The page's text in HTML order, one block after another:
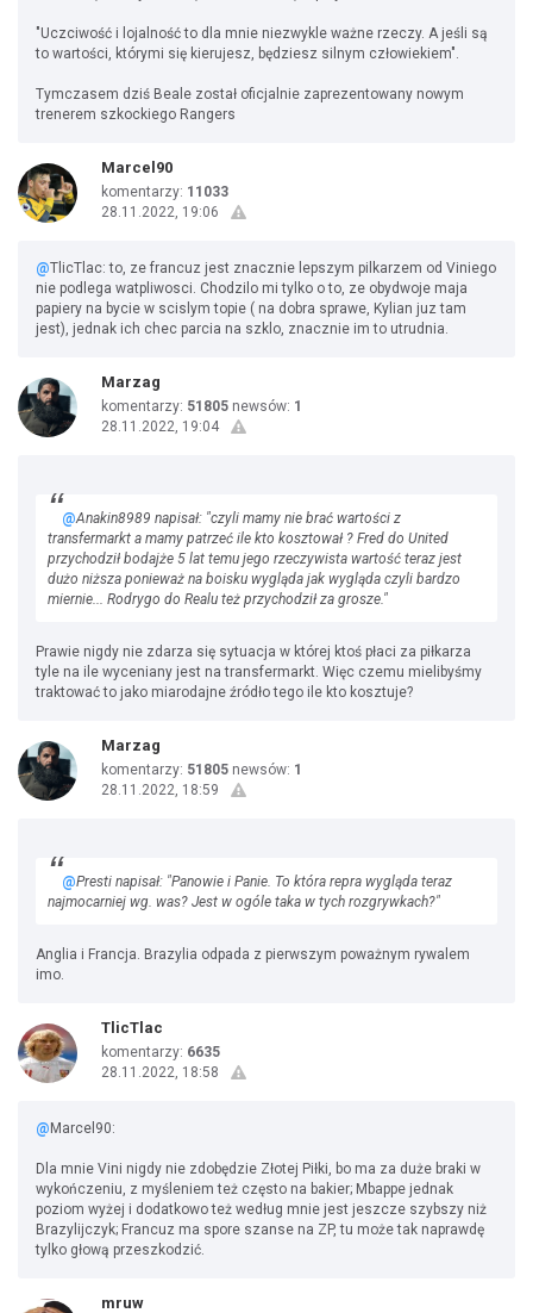
"Uczciwość i lojalność to dla mnie niezwykle ważne rzeczy. A jeśli są
to wartości, którymi się kierujesz, będziesz silnym człowiekiem".
Tymczasem dziś Beale został oficjalnie zaprezentowany nowym
trenerem szkockiego Rangers
Marcel90
komentarzy: 11033
28.11.2022, 19:06
@TlicTlac: to, ze francuz jest znacznie lepszym pilkarzem od Viniego
nie podlega watpliwosci. Chodzilo mi tylko o to, ze obydwoje maja
papiery na bycie w scislym topie ( na dobra sprawe, Kylian juz tam
jest), jednak ich chec parcia na szklo, znacznie im to utrudnia.
Marzag
komentarzy: 51805 newsów: 1
28.11.2022, 19:04
@Anakin8989 napisał: "czyli mamy nie brać wartości z
transfermarkt a mamy patrzeć ile kto kosztował ? Fred do United
przychodził bodajże 5 lat temu jego rzeczywista wartość teraz jest
dużo niższa ponieważ na boisku wygląda jak wygląda czyli bardzo
miernie... Rodrygo do Realu też przychodził za grosze."
Prawie nigdy nie zdarza się sytuacja w której ktoś płaci za piłkarza
tyle na ile wyceniany jest na transfermarkt. Więc czemu mielibyśmy
traktować to jako miarodajne źródło tego ile kto kosztuje?
Marzag
komentarzy: 51805 newsów: 1
28.11.2022, 18:59
@Presti napisał: "Panowie i Panie. To która repra wygląda teraz
najmocarniej wg. was? Jest w ogóle taka w tych rozgrywkach?"
Anglia i Francja. Brazylia odpada z pierwszym poważnym rywalem
imo.
TlicTlac
komentarzy: 6635
28.11.2022, 18:58
@ Marcel90:
Dla mnie Vini nigdy nie zdobędzie Złotej Piłki, bo ma za duże braki w
wykończeniu, z myśleniem też często na bakier; Mbappe jednak
poziom wyżej i dodatkowo też według mnie jest jeszcze szybszy niż
Brazylijczyk; Francuz ma spore szanse na ZP, tu może tak naprawdę
tylko głową przeszkodzić.
mruw